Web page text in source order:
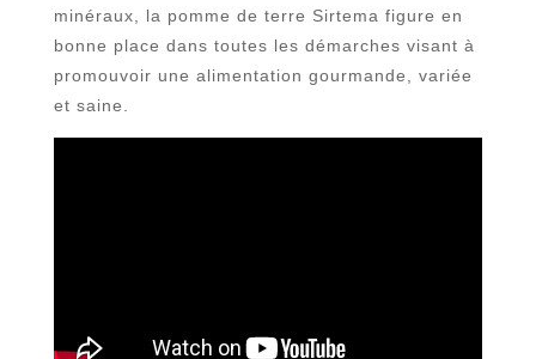
minéraux, la pomme de terre Sirtema figure en
bonne place dans toutes les démarches visant à
promouvoir une alimentation gourmande, variée
et saine.